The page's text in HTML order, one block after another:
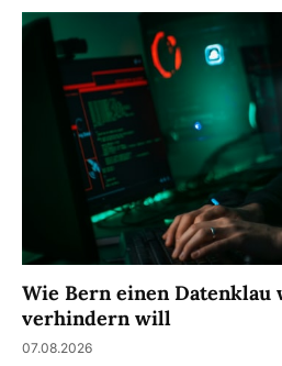
Wie Bern einen Datenklau
verhindern will
07.08.2026